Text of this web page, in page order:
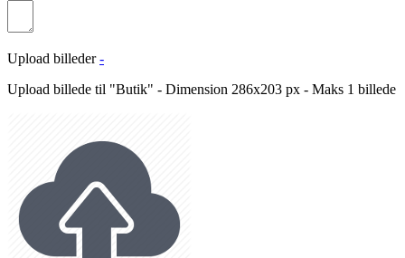
Upload billeder -
Upload billede til "Butik" - Dimension 286x203 px - Maks 1 billede